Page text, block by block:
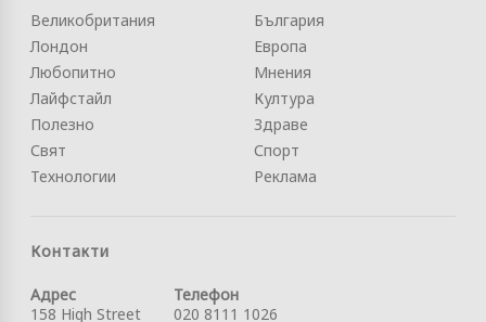
Великобритания
Лондон
Любопитно
Лайфстайл
Полезно
Свят
Технологии
България
Европа
Мнения
Култура
Здраве
Спорт
Реклама
Контакти
Адрес
158 High Street
Телефон
020 8111 1026